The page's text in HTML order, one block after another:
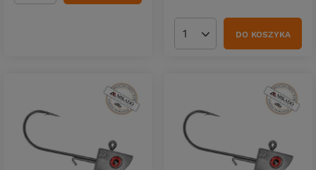
Ilość produktówDO KOSZYKA